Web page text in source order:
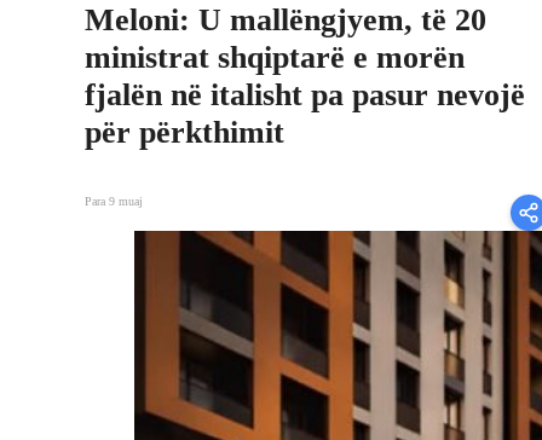
Meloni: U mallëngjyem, të 20
ministrat shqiptarë e morën
fjalën në italisht pa pasur nevojë
për përkthimit
Para 9 muaj